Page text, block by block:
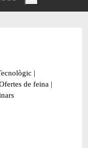
|
de feina |